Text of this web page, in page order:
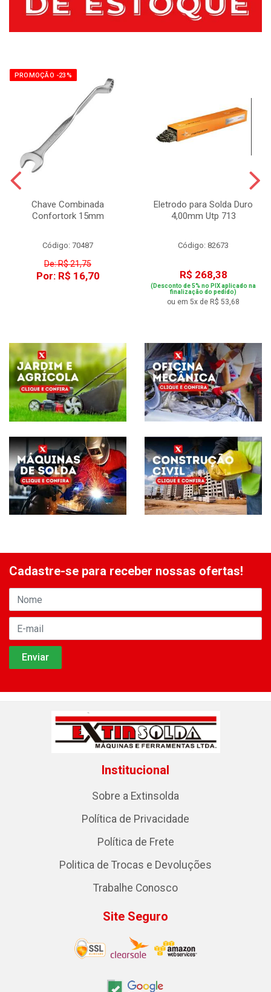
PROMOÇÃO -23%
Chave Combinada
Confortork 15mm
Código: 70487
De: R$ 21,75
Por: R$ 16,70
Eletrodo para Solda Duro
4,00mm Utp 713
Código: 82673
R$ 268,38
(Desconto de 5% no PIX aplicado na
finalização do pedido)
ou em 5x de R$ 53,68
Cadastre-se para receber nossas ofertas!
Institucional
Sobre a Extinsolda
Política de Privacidade
Política de Frete
Politica de Trocas e Devoluções
Trabalhe Conosco
Site Seguro